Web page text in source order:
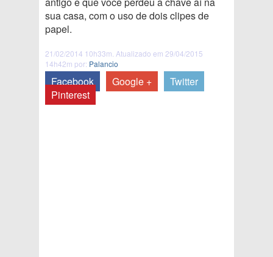
sua casa, com o uso de dois clipes de
papel.
21/02/2014 10h33m. Atualizado em 29/04/2015
14h42m por: Palancio
Facebook Google +
Twitter
Pinterest